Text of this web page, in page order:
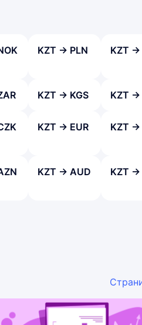
KZT → PLN KZT →
KZT → KGS KZT →
KZT → EUR KZT →
KZT → AUD KZT →